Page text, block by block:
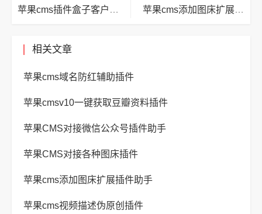
苹果cms插件盒子客户端V2.0
苹果cms添加图床扩展插件助手
相关文章
苹果cms域名防红辅助插件
苹果cmsv10一键获取豆瓣资料插件
苹果CMS对接微信公众号插件助手
苹果CMS对接各种图床插件
苹果cms添加图床扩展插件助手
苹果cms视频描述伪原创插件